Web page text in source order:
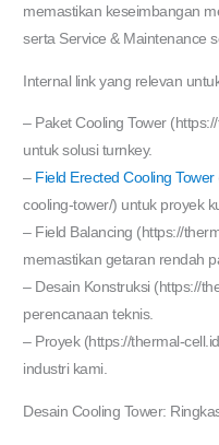
memastikan keseimbangan
serta Service & Maintenance
Internal link yang relevan
– Paket Cooling Tower
untuk solusi turnkey.
– Field Erected Cooling Tower
cooling-tower/) untuk proyek
– Field Balancing (https://
memastikan getaran rendah
– Desain Konstruksi (https://
perencanaan teknis.
– Proyek (https://thermal-
industri kami.
Desain Cooling Tower: